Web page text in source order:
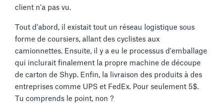
client n'a pas vu.
Tout d'abord, il existait tout un réseau logistique sous
forme de coursiers, allant des cyclistes aux
camionnettes. Ensuite, il y a eu le processus d'emballage
qui inclurait finalement la propre machine de découpe
de carton de Shyp. Enfin, la livraison des produits à des
entreprises comme UPS et FedEx. Pour seulement 5$.
Tu comprends le point, non ?